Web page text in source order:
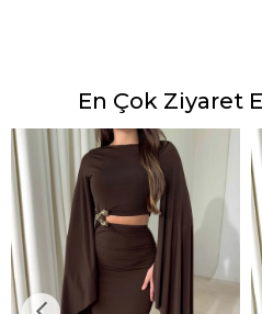
En Çok Ziyaret